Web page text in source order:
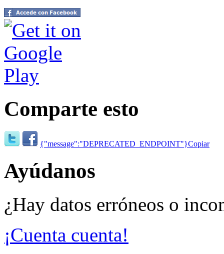
Comparte esto
{"message":"DEPRECATED_ENDPOINT"}Copiar
Ayúdanos
¿Hay datos erróneos o
¡Cuenta cuenta!